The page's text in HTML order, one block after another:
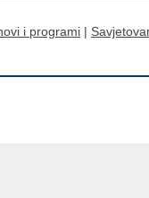
i programi |